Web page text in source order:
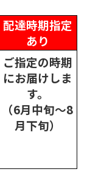
配達時期指定
あり
ご指定の時期
にお届けしま
す。
（6月中旬～8
月下旬）